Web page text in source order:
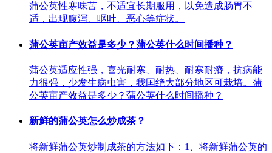
蒲公英性寒味苦，不适宜长期服用，以免造成肠胃不
适，出现腹泻、呕吐、恶心等症状。
蒲公英亩产效益是多少？蒲公英什么时间播种？
蒲公英适应性强，喜光耐寒、耐热、耐寒耐瘠，抗病能
力很强，少发生病虫害，我国绝大部分地区可栽培。蒲
公英亩产效益是多少？蒲公英什么时间播种？
新鲜的蒲公英怎么炒成茶？
将新鲜蒲公英炒制成茶的方法如下：1、将新鲜蒲公英的